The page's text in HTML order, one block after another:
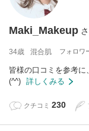
Maki_Makeup
34歳 混合肌 フォロワ
皆様の口コミを参考
(^^) 詳しくみる
クチコミ 230